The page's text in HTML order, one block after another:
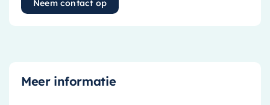
Neem contact op
Meer informatie